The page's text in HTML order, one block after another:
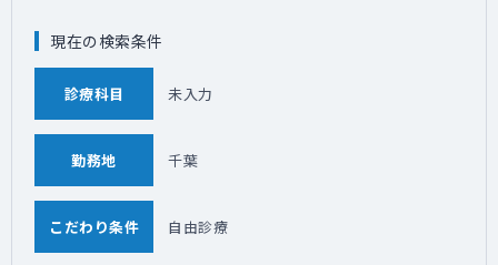
現在の検索条件
診療科目 未入力
勤務地 千葉
こだわり条件 自由診療